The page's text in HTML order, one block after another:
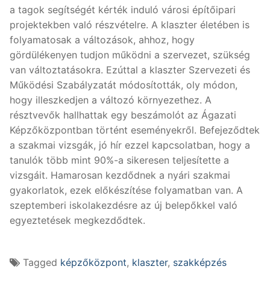
a tagok segítségét kérték induló városi építőipari
projektekben való részvételre. A klaszter életében is
folyamatosak a változások, ahhoz, hogy
gördülékenyen tudjon működni a szervezet, szükség
van változtatásokra. Ezúttal a klaszter Szervezeti és
Működési Szabályzatát módosították, oly módon,
hogy illeszkedjen a változó környezethez. A
résztvevők hallhattak egy beszámolót az Ágazati
Képzőközpontban történt eseményekről. Befejeződtek
a szakmai vizsgák, jó hír ezzel kapcsolatban, hogy a
tanulók több mint 90%-a sikeresen teljesítette a
vizsgáit. Hamarosan kezdődnek a nyári szakmai
gyakorlatok, ezek előkészítése folyamatban van. A
szeptemberi iskolakezdésre az új belepőkkel való
egyeztetések megkezdődtek.
Tagged képzőközpont, klaszter, szakképzés